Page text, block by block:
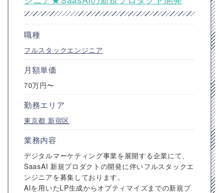
職種
フルスタックエンジニア
月額単価
70万円〜
勤務エリア
東京都 新宿区
業務内容
デジタルマーケティング事業を展開する企業にて、
SaasAI 新規プロダクトの開発に伴いフルスタックエ
ンジニアを募集しております。
AIを用いたLP生成からオプティマイズまでの新規プ